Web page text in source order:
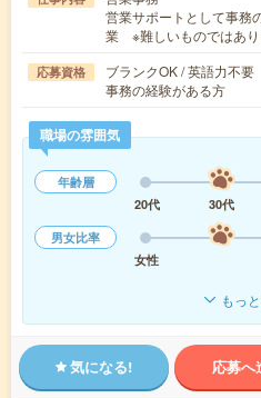
営業サポートとして事務
業 ※難しいものではあ
応募資格
ブランクOK / 英語力不要
事務の経験がある方
職場の雰囲気
年齢層
20代
30代
男女比率
女性
もっ
気になる! 応募へ